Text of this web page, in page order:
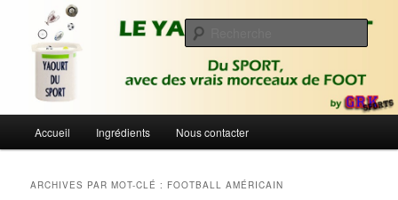
contenu
contenu
secondaireLe Yaourt du Sport
Du sport avec des vrais morceaux de foot | Gronique's Sports Blog
principal
Accueil Ingrédients Nous contacter
ARCHIVES PAR MOT-CLÉ : FOOTBALL AMÉRICAIN